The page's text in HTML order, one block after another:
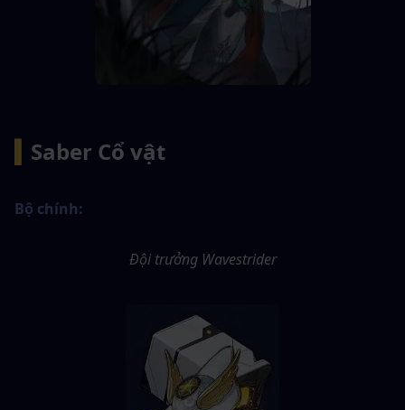
Saber Cổ vật
Bộ chính:
Đội trưởng Wavestrider